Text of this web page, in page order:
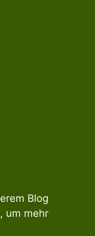
Blog
um mehr